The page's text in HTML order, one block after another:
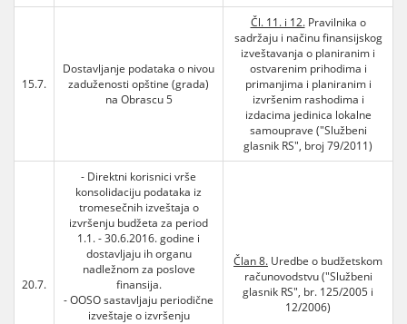
15.7.
Dostavljanje podataka o nivou
zaduženosti opštine (grada)
na Obrascu 5
Čl. 11. i 12.Pravilnika o
sadržaju i načinu finansijskog
izveštavanja o planiranim i
ostvarenim prihodima i
primanjima i planiranim i
izvršenim rashodima i
izdacima jedinica lokalne
samouprave ("Službeni
glasnik RS", broj 79/2011)
20.7.
- Direktni korisnici vrše
konsolidaciju podataka iz
tromesečnih izveštaja o
izvršenju budžeta za period
1.1. - 30.6.2016. godine i
dostavljaju ih organu
nadležnom za poslove
finansija.
- OOSO sastavljaju periodične
izveštaje o izvršenju
Član 8. Uredbe o budžetskom
računovodstvu ("Službeni
glasnik RS", br. 125/2005 i
12/2006)